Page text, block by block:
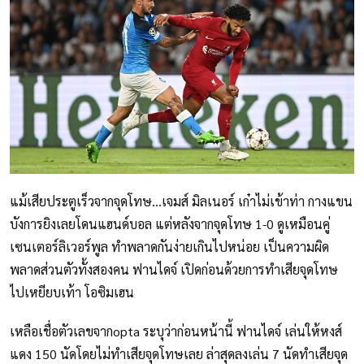
แม้เสียประตูเร็วจากจุดโทษ...เจมส์ มิลเนอร์ เก๋าไม่เข้าท่า กางแขน
บังการยิงเลยโดนแฮนด์บอล แต่หลังจากจุดโทษ 1-0 ดูเหมือนคู่
เซนเตอร์ลิเวอร์พูล ทำพลาดกันง่ายเกินไปหน่อย เป็นความผิด
พลาดส่วนตัวทั้งสองคน ฟานไดจ์ เปิดก่อนด้วยการทำเสียจุดโทษ
ไปเหยียบเท้า โอซิมเฮน
เหลือเชื่อตัวเลขจากopta ระบุว่าก่อนหน้านี้ ฟานไดจ์ เล่นให้หงส์
แดง 150 นัดโดยไม่ทำเสียจุดโทษเลย ล่าสุดลงเล่น 7 นัดทำเสียจุด